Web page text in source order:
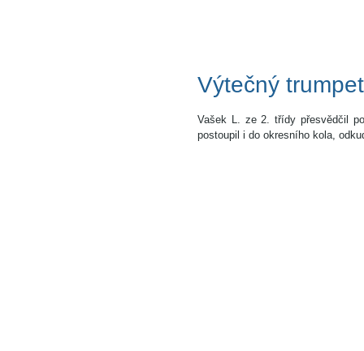
Výtečný
Vašek L. ze 2. třídy přesvědčil
postoupil i do okresního kola,